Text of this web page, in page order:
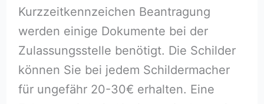
Kurzzeitkennzeichen Beantragung
werden einige Dokumente bei der
Zulassungsstelle benötigt. Die Schilder
können Sie bei jedem Schildermacher
für ungefähr 20-30€ erhalten. Eine